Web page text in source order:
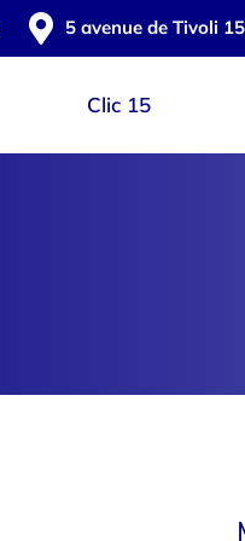
5 avenue de Tivoli
Clic 15